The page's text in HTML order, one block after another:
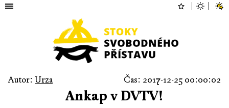
Autor: Urza Čas: 2017-12-25 00:00:02
Ankap v DVTV!